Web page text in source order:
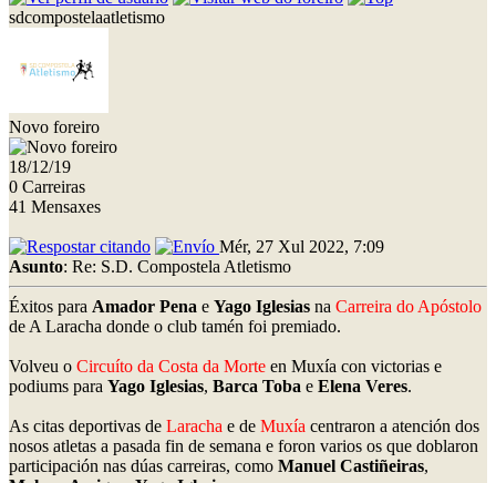
sdcompostelaatletismo
Novo foreiro
18/12/19
0 Carreiras
41 Mensaxes
Mér, 27 Xul 2022, 7:09
Asunto: Re: S.D. Compostela Atletismo
Éxitos para Amador Pena e Yago Iglesias na Carreira do Apóstolo
de A Laracha donde o club tamén foi premiado.
Volveu o Circuíto da Costa da Morte en Muxía con victorias e
podiums para Yago Iglesias, Barca Toba e Elena Veres.
As citas deportivas de Laracha e de Muxía centraron a atención dos
nosos atletas a pasada fin de semana e foron varios os que doblaron
participación nas dúas carreiras, como Manuel Castiñeiras,